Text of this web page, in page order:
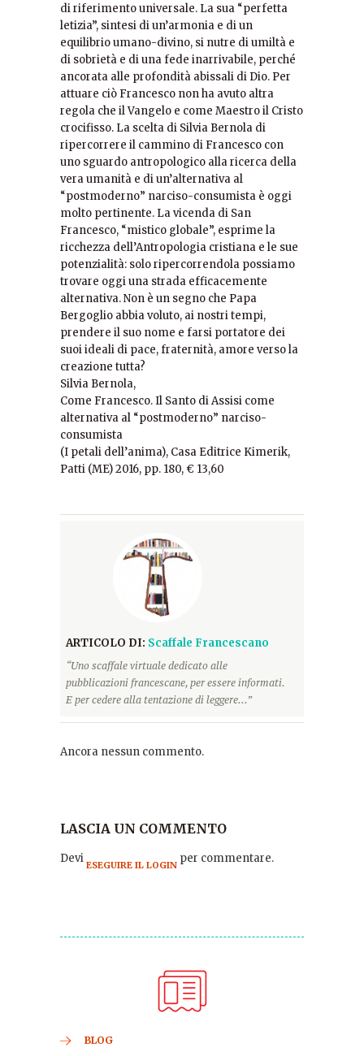
di riferimento universale. La sua “perfetta
letizia”, sintesi di un’armonia e di un
equilibrio umano-divino, si nutre di umiltà e
di sobrietà e di una fede inarrivabile, perché
ancorata alle profondità abissali di Dio. Per
attuare ciò Francesco non ha avuto altra
regola che il Vangelo e come Maestro il Cristo
crocifisso. La scelta di Silvia Bernola di
ripercorrere il cammino di Francesco con
uno sguardo antropologico alla ricerca della
vera umanità e di un’alternativa al
“postmoderno” narciso-consumista è oggi
molto pertinente. La vicenda di San
Francesco, “mistico globale”, esprime la
ricchezza dell’Antropologia cristiana e le sue
potenzialità: solo ripercorrendola possiamo
trovare oggi una strada efficacemente
alternativa. Non è un segno che Papa
Bergoglio abbia voluto, ai nostri tempi,
prendere il suo nome e farsi portatore dei
suoi ideali di pace, fraternità, amore verso la
creazione tutta?
Silvia Bernola,
Come Francesco. Il Santo di Assisi come
alternativa al “postmoderno” narciso-
consumista
(I petali dell’anima), Casa Editrice Kimerik,
Patti (ME) 2016, pp. 180, € 13,60
ARTICOLO DI: Scaffale Francescano
“Uno scaffale virtuale dedicato alle
pubblicazioni francescane, per essere informati.
E per cedere alla tentazione di leggere...”
Ancora nessun commento.
LASCIA UN COMMENTO
Devi ESEGUIRE IL LOGIN per commentare.
BLOG